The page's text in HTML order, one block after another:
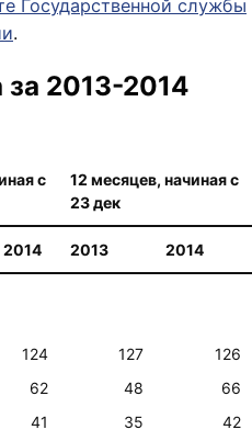
Государственной службы
.
за 2013-2014
с
12 месяцев, начиная с
23 дек
2014 2013 2014
124 127
126
62 48
66
41 35
42